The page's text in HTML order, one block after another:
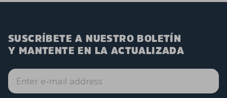
SUSCRÍBETE A NUESTRO BOLETÍN
Y MANTENTE EN LA ACTUALIZADA